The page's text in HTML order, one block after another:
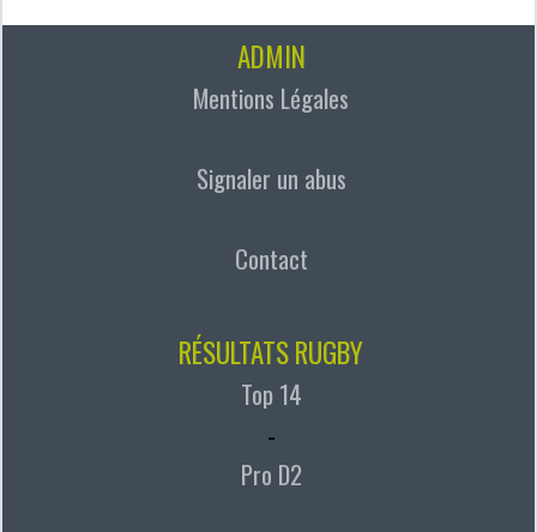
ADMIN
Mentions Légales
Signaler un abus
Contact
RÉSULTATS RUGBY
Top 14
-
Pro D2